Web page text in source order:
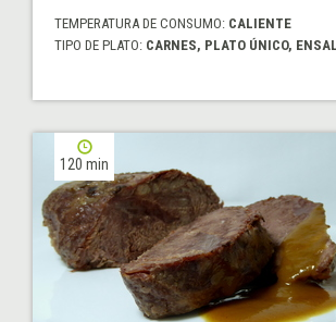
TEMPERATURA DE CONSUMO: CALIENTE
TIPO DE PLATO: CARNES, PLATO ÚNICO,
120 min